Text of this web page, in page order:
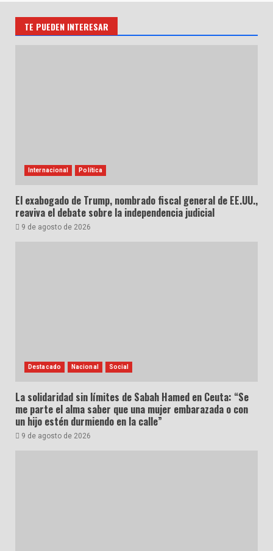
TE PUEDEN INTERESAR
Internacional Política
El exabogado de Trump, nombrado fiscal general de EE.UU.,
reaviva el debate sobre la independencia judicial
9 de agosto de 2026
Destacado Nacional Social
La solidaridad sin límites de Sabah Hamed en Ceuta: “Se
me parte el alma saber que una mujer embarazada o con
un hijo estén durmiendo en la calle”
9 de agosto de 2026